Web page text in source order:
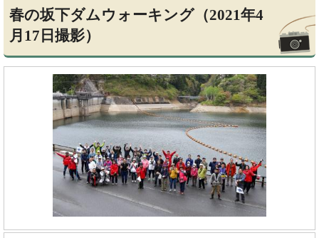
春の坂下ダムウォーキング（2021年4
月17日撮影）